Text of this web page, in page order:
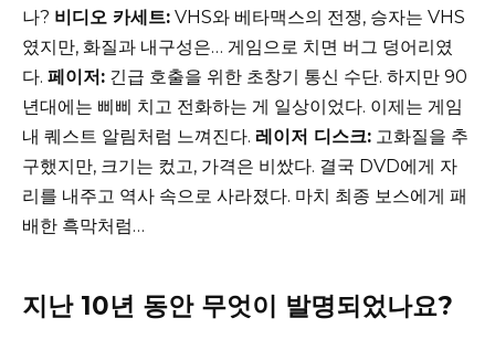
나? 비디오 카세트: VHS와 베타맥스의 전쟁, 승자는 VHS
였지만, 화질과 내구성은… 게임으로 치면 버그 덩어리였
다. 페이저: 긴급 호출을 위한 초창기 통신 수단. 하지만 90
년대에는 삐삐 치고 전화하는 게 일상이었다. 이제는 게임
내 퀘스트 알림처럼 느껴진다. 레이저 디스크: 고화질을 추
구했지만, 크기는 컸고, 가격은 비쌌다. 결국 DVD에게 자
리를 내주고 역사 속으로 사라졌다. 마치 최종 보스에게 패
배한 흑막처럼…
지난 10년 동안 무엇이 발명되었나요?